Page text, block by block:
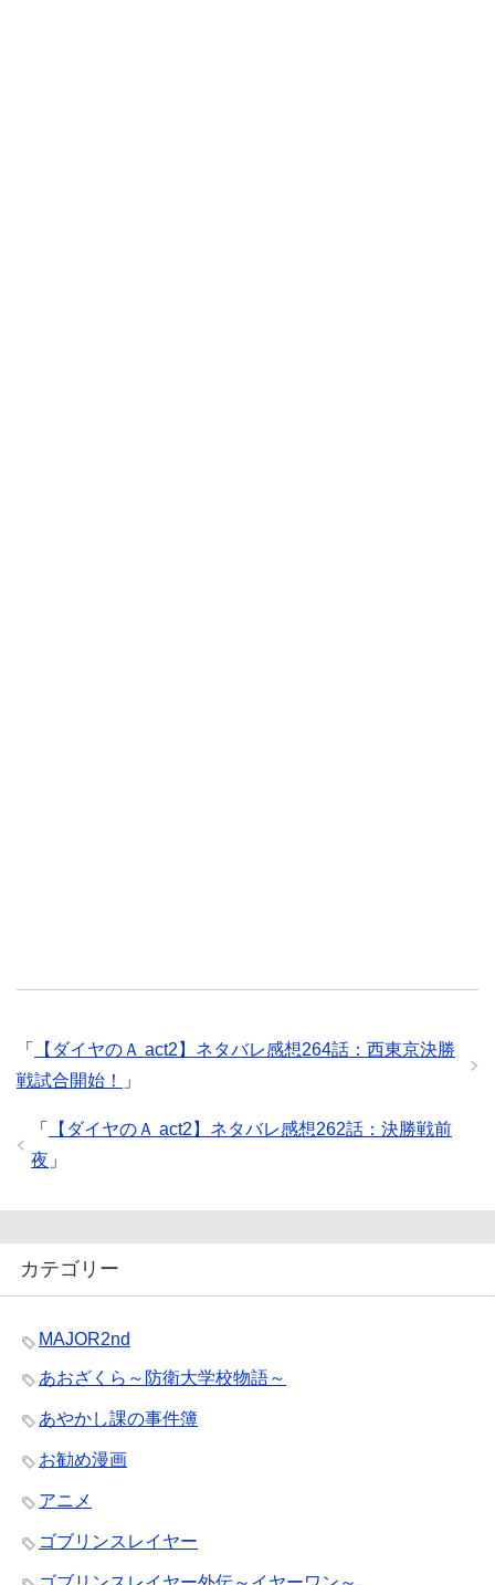
「
【ダイヤのＡ act2】ネタバレ感想264話：西東京決勝
戦試合開始！
」
「
【ダイヤのＡ act2】ネタバレ感想262話：決勝戦前
夜 」
カテゴリー
MAJOR2nd
あおざくら～防衛大学校物語～
あやかし課の事件簿
お勧め漫画
アニメ
ゴブリンスレイヤー